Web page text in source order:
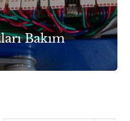
Bakım